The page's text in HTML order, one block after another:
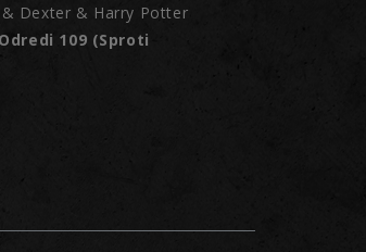
Dexter & Harry Potter
109 (Sproti